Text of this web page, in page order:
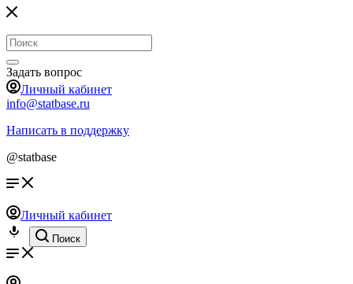
Задать вопрос
Личный кабинет
info@statbase.ru
Написать в поддержку
@statbase
Личный кабинет
Поиск